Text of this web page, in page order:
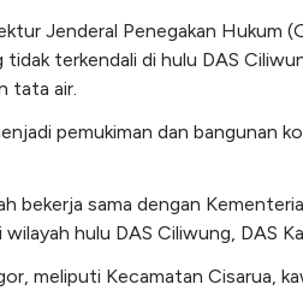
Jenderal Penegakan Hukum
terkendali di hulu DAS
tata air.
pemukiman dan bangunan
bekerja sama dengan
hulu DAS Ciliwung, DAS
meliputi Kecamatan Cisarua,